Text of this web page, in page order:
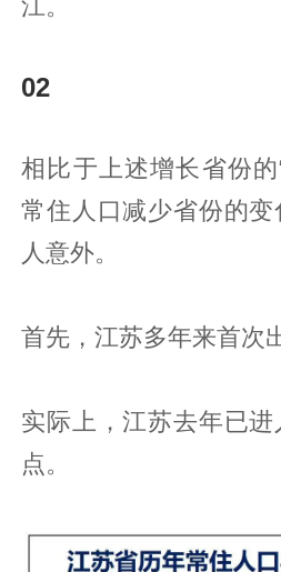
江。
02
相比于上述增长省份
常住人口减少省份的
人意外。
首先，江苏多年来首次
实际上，江苏去年已
点。